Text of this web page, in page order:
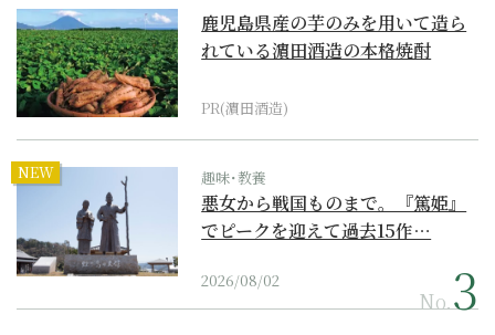
鹿児島県産の芋のみを用いて造ら
れている濵田酒造の本格焼酎
PR(濵田酒造)
NEW 趣味･教養
悪女から戦国ものまで。『篤姫』
でピークを迎えて過去15作…
2026/08/02
No.